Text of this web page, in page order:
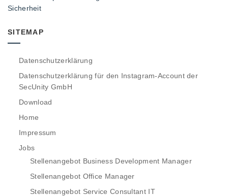
SITEMAP
Datenschutzerklärung
Datenschutzerklärung für den Instagram-Account der
SecUnity GmbH
Download
Home
Impressum
Jobs
Stellenangebot Business Development Manager
Stellenangebot Office Manager
Stellenangebot Service Consultant IT